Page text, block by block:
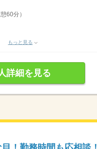
60分）
もっと見る
詳細を見る